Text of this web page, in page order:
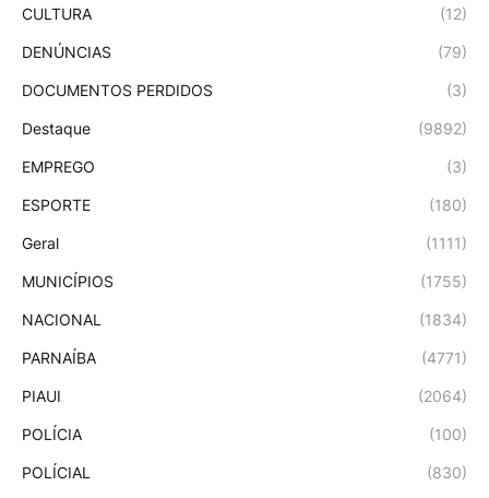
CULTURA (12)
DENÚNCIAS (79)
DOCUMENTOS PERDIDOS (3)
Destaque (9892)
EMPREGO (3)
ESPORTE (180)
Geral (1111)
MUNICÍPIOS (1755)
NACIONAL (1834)
PARNAÍBA (4771)
PIAUI (2064)
POLÍCIA (100)
POLÍCIAL (830)